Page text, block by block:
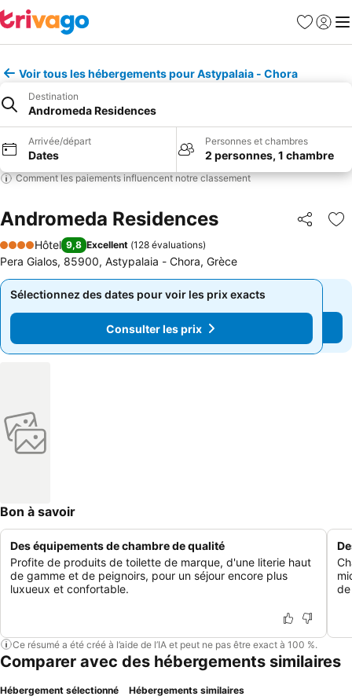
Favoris
Se
Voir tous les hébergements pour Astypalaia - Chora
Destination
Andromeda Residences
Arrivée/départ
Dates
Personnes et chambres
2 personnes, 1 chambre
Comment les paiements influencent notre classement
Andromeda Residences Partager
4 Étoiles
Hôtel 9,8 Excellent (128 évaluations)
Pera Gialos, 85900, Astypalaia - Chora, Grèce
Sélectionnez des dates pour voir les prix exacts
Consulter les prix
Sélectionnez des dates pour voir les prix exacts
Consulter les prix
Bon à savoir
Des équipements de chambre de qualité
Profite de produits de toilette de marque, d'une literie haut
de gamme et de peignoirs, pour un séjour encore plus
luxueux et confortable.
Ce résumé a été créé à l’aide de l’IA et peut ne pas être exact à 100 %.
Comparer avec des hébergements similaires
Hébergement sélectionné Hébergements similaires